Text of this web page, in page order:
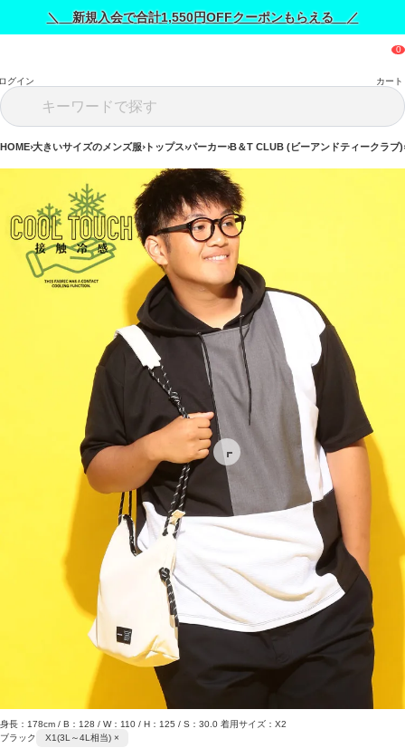
＼ 新規入会で合計1,550円OFFクーポンもらえる ／
グイン カート
HOME 大きいサイズのメンズ服 トップス パーカー B＆T CLUB (ビーアンドティークラブ)
身長：178cm / B：128 / W：110 / H：125 / S：30.0 着用サイズ：X2
ブラック
X1(3L～4L相当) ×